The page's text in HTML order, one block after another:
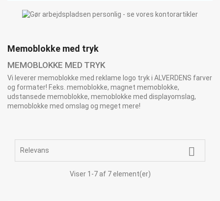
Memoblokke med tryk
MEMOBLOKKE MED TRYK
Vi leverer memoblokke med reklame logo tryk i ALVERDENS farver
og formater! F.eks. memoblokke, magnet memoblokke,
udstansede memoblokke, memoblokke med displayomslag,
memoblokke med omslag og meget mere!
Relevans 
Viser 1-7 af 7 element(er)